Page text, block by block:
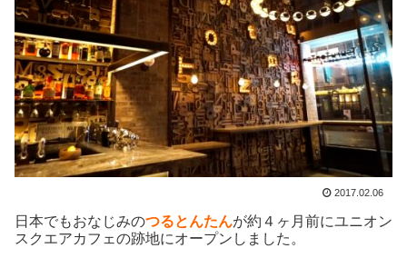
2017.02.06
日本でもおなじみのつるとんたんが約４ヶ月前にユニオン
スクエアカフェの跡地にオープンしました。